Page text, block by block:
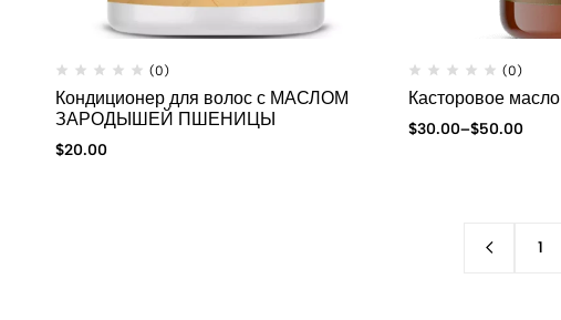
(0)
Кондиционер для волос с МАСЛОМ
ЗАРОДЫШЕЙ ПШЕНИЦЫ
$20.00
(0)
Касторовое масло
$30.00–$50.00
1